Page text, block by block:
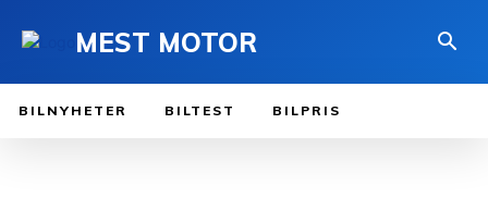
MEST MOTOR
BILNYHETER BILTEST BILPRIS